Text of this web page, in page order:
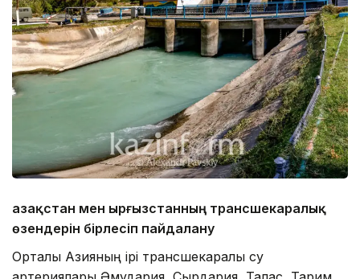
Қазақстан мен Қырғызстанның трансшекаралық
өзендерін бірлесіп пайдалану
Орталық Азияның ірі трансшекаралық су